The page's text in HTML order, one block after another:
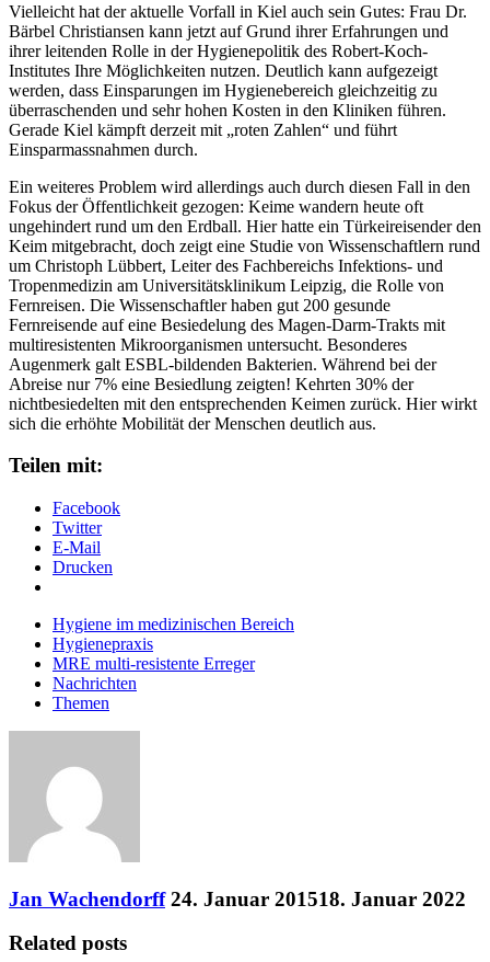
Vielleicht hat der aktuelle Vorfall in Kiel auch sein Gutes: Frau Dr.
Bärbel Christiansen kann jetzt auf Grund ihrer Erfahrungen und
ihrer leitenden Rolle in der Hygienepolitik des Robert-Koch-
Institutes Ihre Möglichkeiten nutzen. Deutlich kann aufgezeigt
werden, dass Einsparungen im Hygienebereich gleichzeitig zu
überraschenden und sehr hohen Kosten in den Kliniken führen.
Gerade Kiel kämpft derzeit mit „roten Zahlen“ und führt
Einsparmassnahmen durch.
Ein weiteres Problem wird allerdings auch durch diesen Fall in den
Fokus der Öffentlichkeit gezogen: Keime wandern heute oft
ungehindert rund um den Erdball. Hier hatte ein Türkeireisender den
Keim mitgebracht, doch zeigt eine Studie von Wissenschaftlern rund
um Christoph Lübbert, Leiter des Fachbereichs Infektions- und
Tropenmedizin am Universitätsklinikum Leipzig, die Rolle von
Fernreisen. Die Wissenschaftler haben gut 200 gesunde
Fernreisende auf eine Besiedelung des Magen-Darm-Trakts mit
multiresistenten Mikroorganismen untersucht. Besonderes
Augenmerk galt ESBL-bildenden Bakterien. Während bei der
Abreise nur 7% eine Besiedlung zeigten! Kehrten 30% der
nichtbesiedelten mit den entsprechenden Keimen zurück. Hier wirkt
sich die erhöhte Mobilität der Menschen deutlich aus.
Teilen mit:
Facebook
Twitter
E-Mail
Drucken
Hygiene im medizinischen Bereich
Hygienepraxis
MRE multi-resistente Erreger
Nachrichten
Themen
Jan Wachendorff 24. Januar 201518. Januar 2022
Related posts